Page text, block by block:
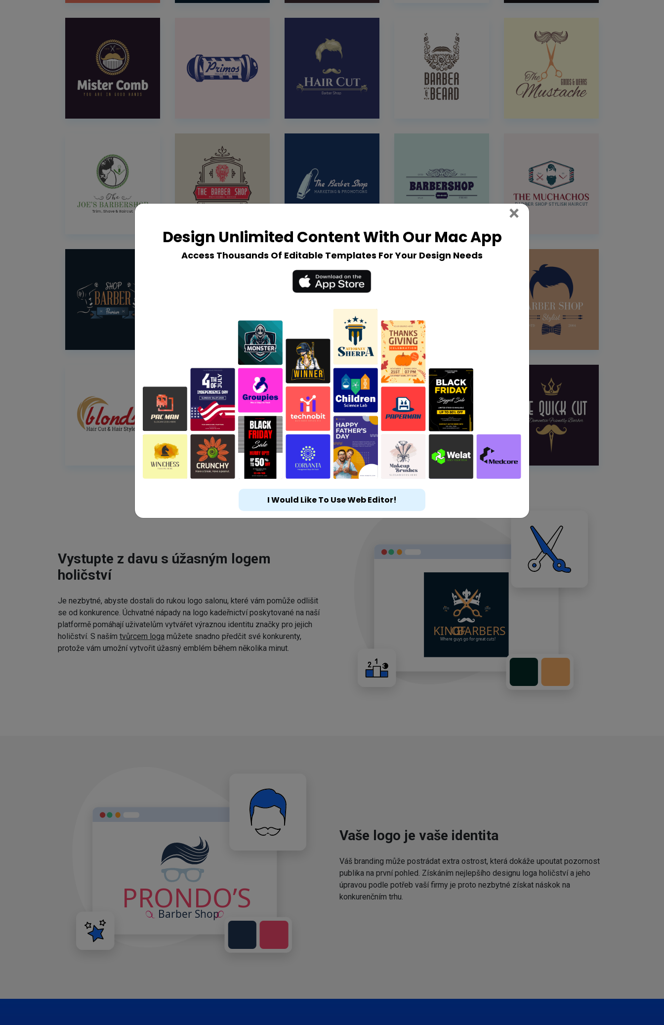
Vystupte z davu s úžasným logem
holičství
Je nezbytné, abyste dostali do rukou logo salonu, které vám pomůže odlišit
se od konkurence. Úchvatné nápady na logo kadeřnictví poskytované na naší
platformě pomáhají uživatelům vytvářet výraznou identitu značky pro jejich
holičství. S naším tvůrcem loga můžete snadno předčit své konkurenty,
protože vám umožní vytvořit úžasný emblém během několika minut.
Vaše logo je vaše identita
Váš branding může postrádat extra ostrost, která dokáže upoutat pozornost
publika na první pohled. Získáním nejlepšího designu loga holičství a jeho
úpravou podle potřeb vaší firmy je proto nezbytné získat náskok na
konkurenčním trhu.
Design Unlimited Content With Our Mac App
Access Thousands Of Editable Templates For Your Design Needs
× Close
I Would Like To Use Web Editor!